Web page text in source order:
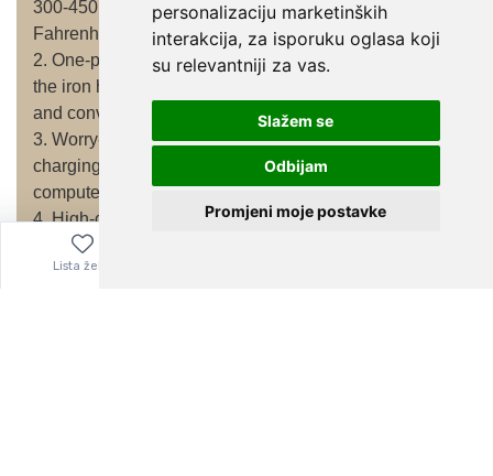
personalizaciju marketinških
interakcija, za isporuku oglasa koji
su relevantniji za vas.
Slažem se
Odbijam
Promjeni moje postavke
Lista želja